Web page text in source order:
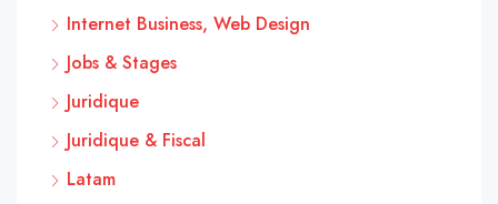
Internet Business, Web Design
Jobs & Stages
Juridique
Juridique & Fiscal
Latam